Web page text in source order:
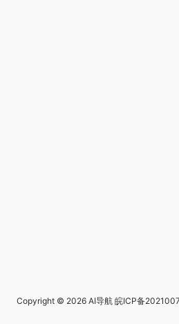
Copyright © 2026 AI导航 皖ICP备